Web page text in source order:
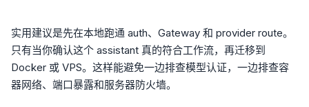
实用建议是先在本地跑通 auth、Gateway 和 provider route。
只有当你确认这个 assistant 真的符合工作流，再迁移到
Docker 或 VPS。这样能避免一边排查模型认证，一边排查容
器网络、端口暴露和服务器防火墙。